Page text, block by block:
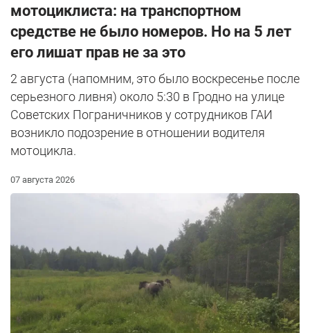
мотоциклиста: на транспортном
средстве не было номеров. Но на 5 лет
его лишат прав не за это
2 августа (напомним, это было воскресенье после
серьезного ливня) около 5:30 в Гродно на улице
Советских Пограничников у сотрудников ГАИ
возникло подозрение в отношении водителя
мотоцикла.
07 августа 2026